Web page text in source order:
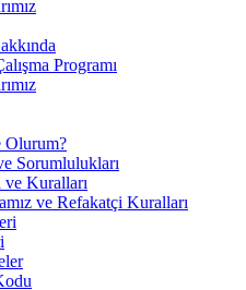
Programı
Olurum?
Sorumlulukları
Kuralları
ve Refakatçi Kuralları